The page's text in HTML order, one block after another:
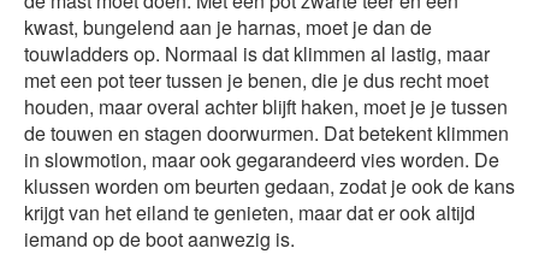
kwast, bungelend aan je harnas, moet je dan de
touwladders op. Normaal is dat klimmen al lastig, maar
met een pot teer tussen je benen, die je dus recht moet
houden, maar overal achter blijft haken, moet je je tussen
de touwen en stagen doorwurmen. Dat betekent klimmen
in slowmotion, maar ook gegarandeerd vies worden. De
klussen worden om beurten gedaan, zodat je ook de kans
krijgt van het eiland te genieten, maar dat er ook altijd
iemand op de boot aanwezig is.